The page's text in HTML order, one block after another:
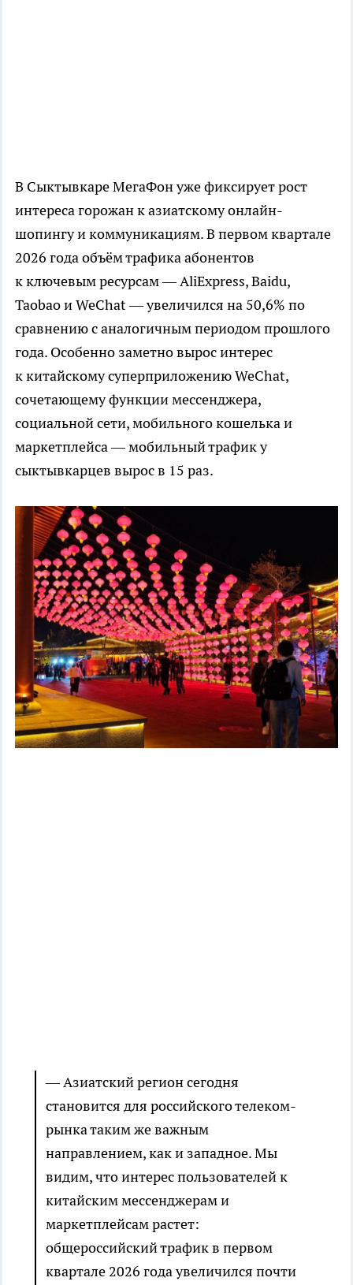
В Сыктывкаре МегаФон уже фиксирует рост
интереса горожан к азиатскому онлайн-
шопингу и коммуникациям. В первом квартале
2026 года объём трафика абонентов
к ключевым ресурсам — AliExpress, Baidu,
Taobao и WeChat — увеличился на 50,6% по
сравнению с аналогичным периодом прошлого
года. Особенно заметно вырос интерес
к китайскому суперприложению WeChat,
сочетающему функции мессенджера,
социальной сети, мобильного кошелька и
маркетплейса — мобильный трафик у
сыктывкарцев вырос в 15 раз.
— Азиатский регион сегодня
становится для российского телеком-
рынка таким же важным
направлением, как и западное. Мы
видим, что интерес пользователей к
китайским мессенджерам и
маркетплейсам растет:
общероссийский трафик в первом
квартале 2026 года увеличился почти